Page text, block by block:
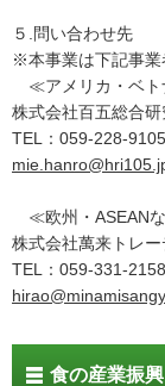
５.問い合わせ先
※本事業は下記事業
≪アメリカ・ベト
株式会社百五総合
TEL：059-228-9105
≪欧州・ASEAN
株式会社萬来トレ
TEL：059-331-2158
食の産業振興